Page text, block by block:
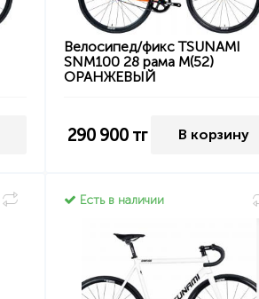
Велосипед/фикс TSUNAMI
SNM100 28 рама M(52)
ОРАНЖЕВЫЙ
290 900 тг В корзину
Есть в наличии